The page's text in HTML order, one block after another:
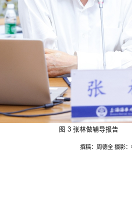
图 3 张林做辅导报告
撰稿：周德全 摄影